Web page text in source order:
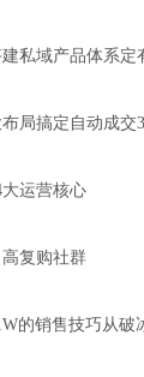
私域产品体系
局搞定自动成
运营核心
复购社群
的销售技巧从